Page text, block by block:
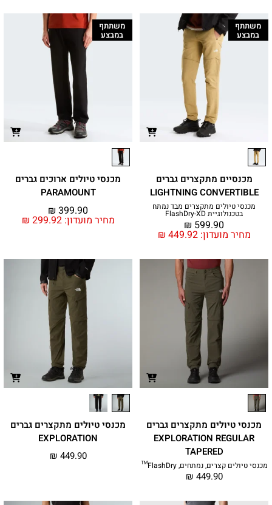
משתתף
במבצע
מכנסיים מתקצרים גברים
LIGHTNING CONVERTIBLE
מכנסי טיולים מתקצרים מבד נמתח
בטכנולוגיית FlashDry-XD
מחיר מועדון: ₪ 449.92
₪ 599.90
משתתף
במבצע
מכנסי טיולים ארוכים גברים
PARAMOUNT
מחיר מועדון: ₪ 299.92
₪ 399.90
מכנסי טיולים מתקצרים גברים
EXPLORATION REGULAR
TAPERED
מכנסי טיולים קצרים, נמתחים, FlashDry™
₪ 449.90
מכנסי טיולים מתקצרים גברים
EXPLORATION
₪ 449.90